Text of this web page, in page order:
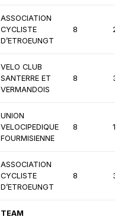
ASSOCIATION
CYCLISTE
D’ETROEUNGT
8
VELO CLUB
SANTERRE ET
VERMANDOIS
8
UNION
VELOCIPEDIQUE
FOURMISIENNE
8 1ère
ASSOCIATION
CYCLISTE
D’ETROEUNGT
8
TEAM